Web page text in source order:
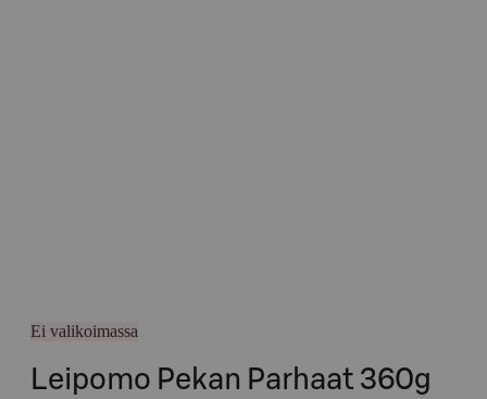
Ei valikoimassa
Leipomo Pekan Parhaat 360g